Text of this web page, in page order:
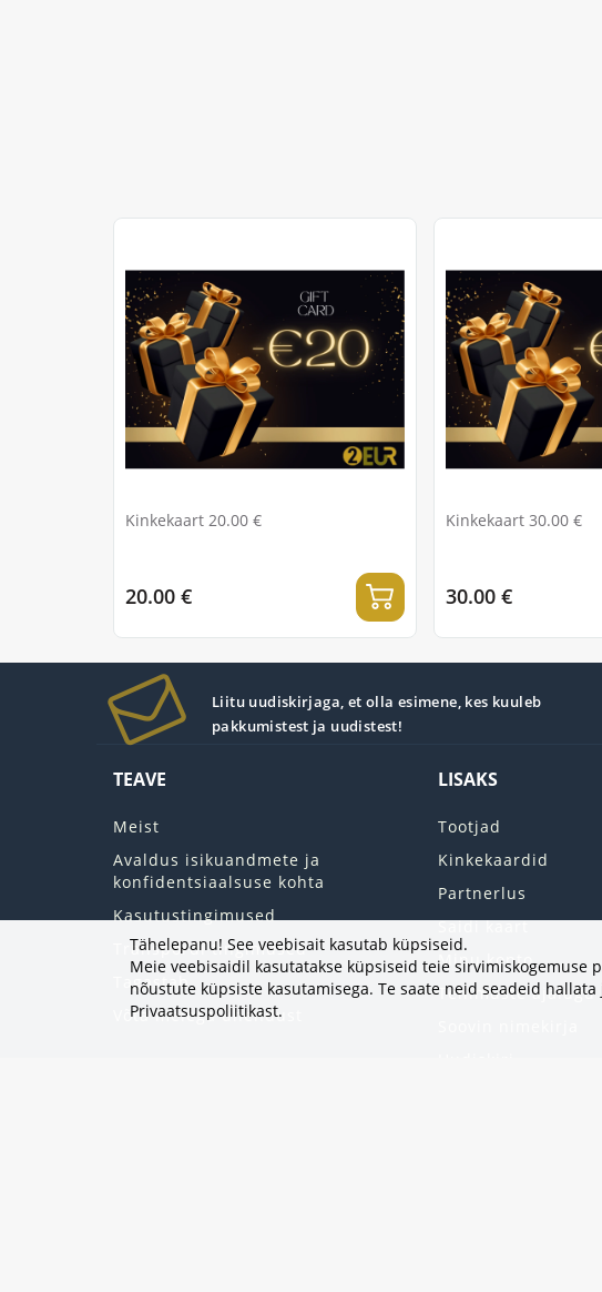
Kinkekaart 20.00 €
20.00 €
Kinkekaart 30.00 €
30.00 €
Liitu uudiskirjaga, et olla esimene, kes kuuleb
pakkumistest ja uudistest!
TEAVE
Meist
Avaldus isikuandmete ja
konfidentsiaalsuse kohta
Kasutustingimused
Transpordi tingimused
Tagastab
Võta meiega ühendust
LISAKS
Tootjad
Kinkekaardid
Partnerlus
Saidi kaart
Minu konto
Tellimuste ajalugu
Tähelepanu! See veebisait kasutab küpsiseid.
Meie veebisaidil kasutatakse küpsiseid teie
nõustute küpsiste kasutamisega. Te saate neid seadeid
Privaatsuspoliitikast.